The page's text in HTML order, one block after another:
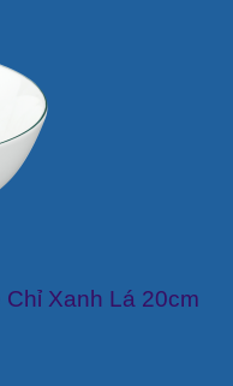
Xanh Lá 20cm